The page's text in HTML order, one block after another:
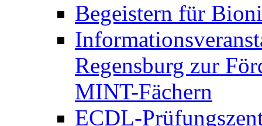
Begeistern für
Regensburg zur
MINT-Fächern
ECDL-